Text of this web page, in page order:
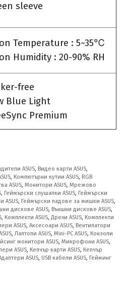
sleeve
Temperature : 5~35℃
Humidity : 20-90% RH
free
Blue Light
Premium
ASUS, Видео карти ASUS,
, Компютърни кутии ASUS, RGB
ASUS, Монитори ASUS, Мрежово
, Геймърски слушалки ASUS, Геймърски
ASUS, Геймърски падове за мишки ASUS,
дискове ASUS, Външни дискове ASUS,
, Комплекти ASUS, Дрехи ASUS, Комплекти
ASUS, Аксесоари ASUS, Вентилатори
, Лаптопи ASUS, Mini-PC ASUS, Конзоли
монитори ASUS, Микрофони ASUS,
ASUS, Кепчър карти ASUS, Кепчър
ASUS, USB кабели ASUS, Гейминг